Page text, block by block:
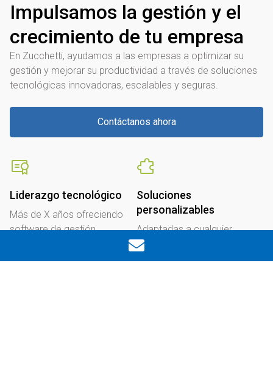
Impulsamos la gestión y el
crecimiento de tu empresa
En Zucchetti, ayudamos a las empresas a optimizar su
gestión y mejorar su productividad a través de soluciones
tecnológicas innovadoras, escalables y seguras.
Contáctanos ahora
Liderazgo tecnológico
Más de X años ofreciendo
software de gestión
generación.
Soluciones
personalizables
Adaptadas a cualquier
sector, tamaño de empresa y
necesidad operativa.